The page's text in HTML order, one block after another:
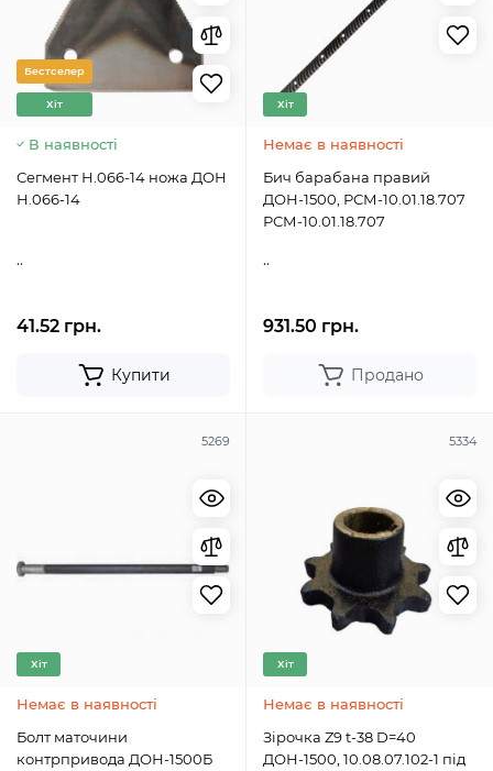
Бестселер
Хіт
В наявності
Сегмент Н.066-14 ножа ДОН
Н.066-14
..
41.52 грн.
Купити
Хіт
Немає в наявності
Бич барабана правий
ДОН-1500, РСМ-10.01.18.707
РСМ-10.01.18.707
..
931.50 грн.
Продано
5269
Хіт
Немає в наявності
Болт маточини
контрпривода ДОН-1500Б
5334
Хіт
Немає в наявності
Зірочка Z9 t-38 D=40
ДОН-1500, 10.08.07.102-1 під